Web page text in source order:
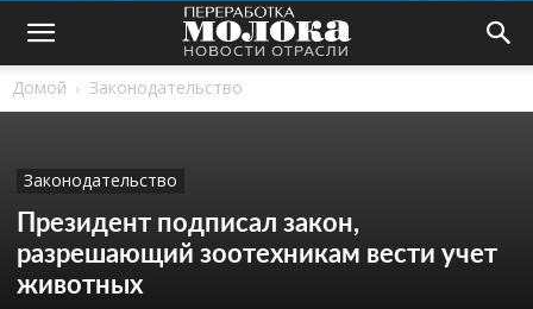
Домой Законодательство
Законодательство
Президент подписал закон,
разрешающий зоотехникам вести учет
животных